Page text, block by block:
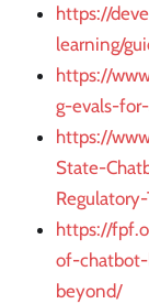
https://
learning/
https://
g-evals-
https://
State-
https://
of-
beyond/